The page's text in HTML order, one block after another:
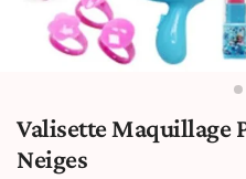
Valisette Maquillage
Neiges